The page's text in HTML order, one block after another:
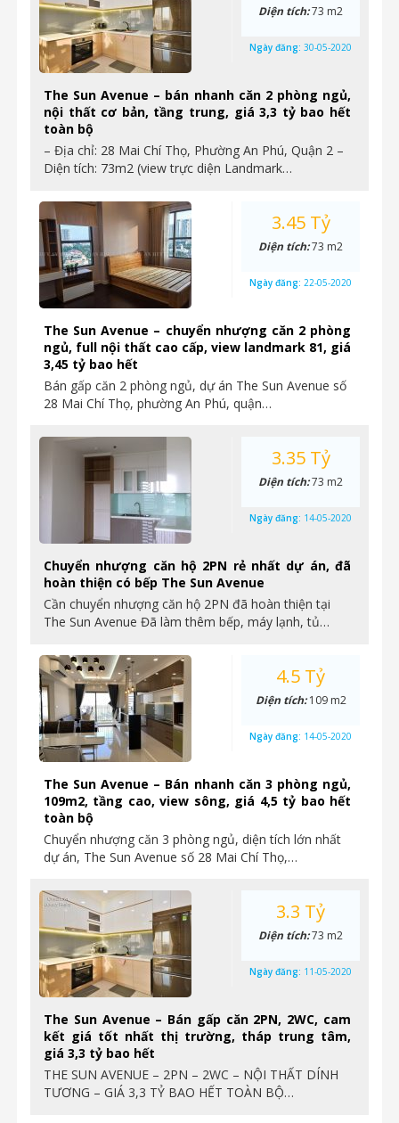
The Sun Avenue – bán nhanh căn 2 phòng ngủ,
nội thất cơ bản, tầng trung, giá 3,3 tỷ bao hết
toàn bộ
– Địa chỉ: 28 Mai Chí Thọ, Phường An Phú, Quận 2 –
Diện tích: 73m2 (view trực diện Landmark…
Diện tích:73 m2
Ngày đăng: 30-05-2020
The Sun Avenue – chuyển nhượng căn 2 phòng
ngủ, full nội thất cao cấp, view landmark 81, giá
3,45 tỷ bao hết
Bán gấp căn 2 phòng ngủ, dự án The Sun Avenue số
28 Mai Chí Thọ, phường An Phú, quận…
3.45 Tỷ
Diện tích:73 m2
Ngày đăng: 22-05-2020
Chuyển nhượng căn hộ 2PN rẻ nhất dự án, đã
hoàn thiện có bếp The Sun Avenue
Cần chuyển nhượng căn hộ 2PN đã hoàn thiện tại
The Sun Avenue Đã làm thêm bếp, máy lạnh, tủ…
3.35 Tỷ
Diện tích:73 m2
Ngày đăng: 14-05-2020
The Sun Avenue – Bán nhanh căn 3 phòng ngủ,
109m2, tầng cao, view sông, giá 4,5 tỷ bao hết
toàn bộ
Chuyển nhượng căn 3 phòng ngủ, diện tích lớn nhất
dự án, The Sun Avenue số 28 Mai Chí Thọ,…
4.5 Tỷ
Diện tích:109 m2
Ngày đăng: 14-05-2020
The Sun Avenue – Bán gấp căn 2PN, 2WC, cam
kết giá tốt nhất thị trường, tháp trung tâm,
giá 3,3 tỷ bao hết
THE SUN AVENUE – 2PN – 2WC – NỘI THẤT DÍNH
TƯƠNG – GIÁ 3,3 TỶ BAO HẾT TOÀN BỘ…
3.3 Tỷ
Diện tích:73 m2
Ngày đăng: 11-05-2020